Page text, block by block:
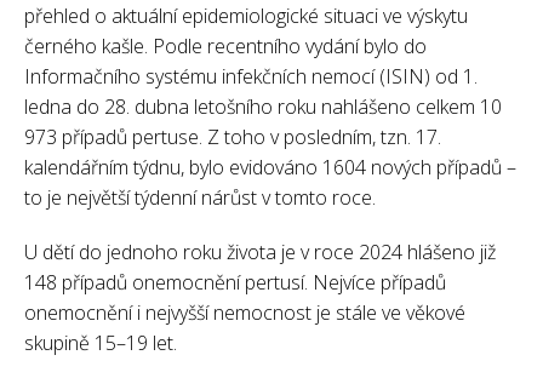
přehled o aktuální epidemiologické situaci ve výskytu
černého kašle. Podle recentního vydání bylo do
Informačního systému infekčních nemocí (ISIN) od 1.
ledna do 28. dubna letošního roku nahlášeno celkem 10
973 případů pertuse. Z toho v posledním, tzn. 17.
kalendářním týdnu, bylo evidováno 1604 nových případů –
to je největší týdenní nárůst v tomto roce.
U dětí do jednoho roku života je v roce 2024 hlášeno již
148 případů onemocnění pertusí. Nejvíce případů
onemocnění i nejvyšší nemocnost je stále ve věkové
skupině 15–19 let.